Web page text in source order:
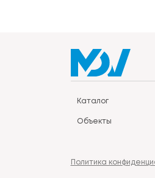
Каталог
Объекты
Политика